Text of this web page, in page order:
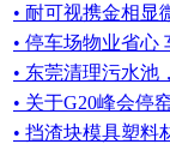
• 耐可视携金相显
• 停车场物业省心
• 东莞清理污水池
• 关于G20峰会停
• 挡渣块模具塑料